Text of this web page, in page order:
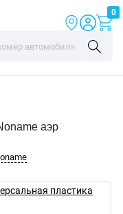
0
аэр